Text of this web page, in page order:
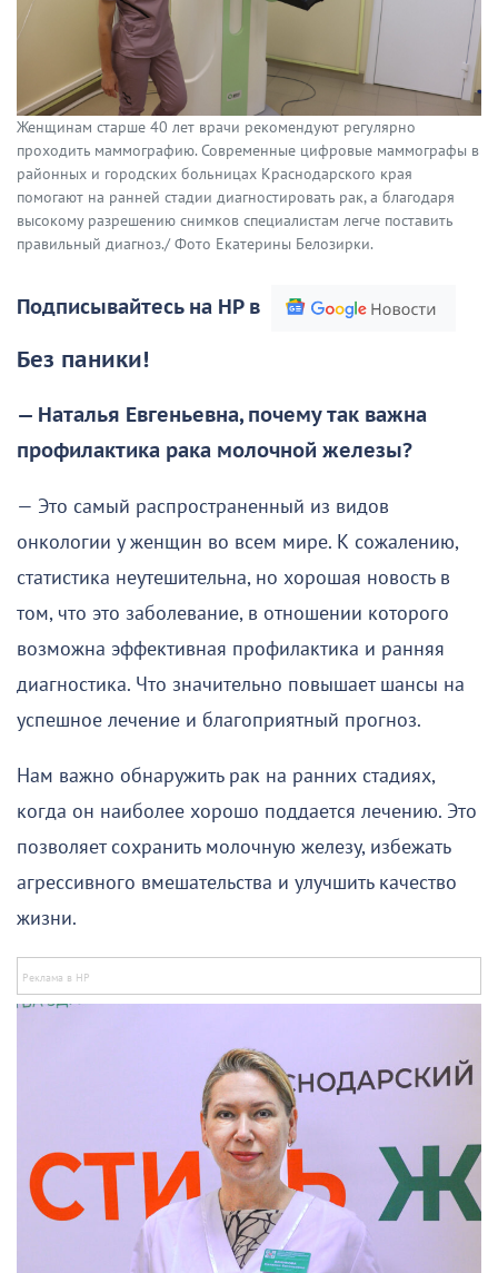
Женщинам старше 40 лет врачи рекомендуют регулярно
проходить маммографию. Современные цифровые маммографы в
районных и городских больницах Краснодарского края
помогают на ранней стадии диагностировать рак, а благодаря
высокому разрешению снимков специалистам легче поставить
правильный диагноз./ Фото Екатерины Белозирки.
Подписывайтесь на НР в
Без паники!
— Наталья Евгеньевна, почему так важна
профилактика рака молочной железы?
— Это самый распространенный из видов
онкологии у женщин во всем мире. К сожалению,
статистика неутешительна, но хорошая новость в
том, что это заболевание, в отношении которого
возможна эффективная профилактика и ранняя
диагностика. Что значительно повышает шансы на
успешное лечение и благоприятный прогноз.
Нам важно обнаружить рак на ранних стадиях,
когда он наиболее хорошо поддается лечению. Это
позволяет сохранить молочную железу, избежать
агрессивного вмешательства и улучшить качество
жизни.